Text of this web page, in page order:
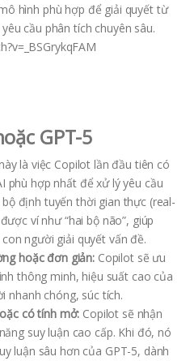
hình phù hợp để giải quyết từ
cầu phân tích chuyên sâu.
GPT-5
là việc Copilot lần đầu tiên có
phù hợp nhất để xử lý yêu cầu
định tuyến thời gian thực (real-
ví như “hai bộ não”, giúp
người giải quyết vấn đề.
hoặc đơn giản:Copilot sẽ ưu
thông minh, hiệu suất cao của
nhanh chóng, súc tích.
có tính mở: Copilot sẽ nhận
suy luận cao cấp. Khi đó, nó
luận sâu hơn của GPT-5, dành